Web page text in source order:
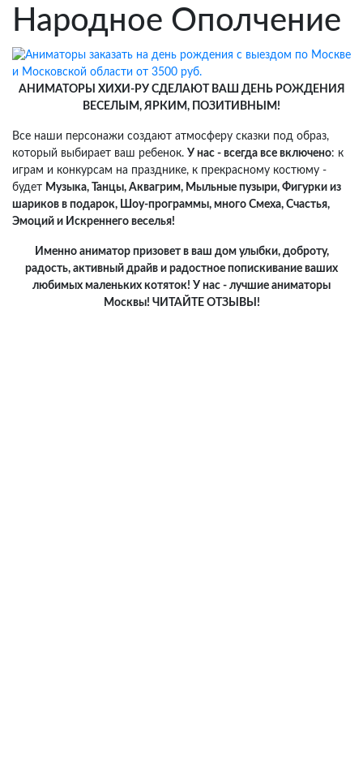
Народное Ополчение
АНИМАТОРЫ ХИХИ-РУ СДЕЛАЮТ ВАШ ДЕНЬ РОЖДЕНИЯ
ВЕСЕЛЫМ, ЯРКИМ, ПОЗИТИВНЫМ!
Все наши персонажи создают атмосферу сказки под образ,
который выбирает ваш ребенок. У нас - всегда все включено: к
играм и конкурсам на празднике, к прекрасному костюму -
будет Музыка, Танцы, Аквагрим, Мыльные пузыри, Фигурки из
шариков в подарок, Шоу-программы, много Смеха, Счастья,
Эмоций и Искреннего веселья!
Именно аниматор призовет в ваш дом улыбки, доброту,
радость, активный драйв и радостное попискивание ваших
любимых маленьких котяток! У нас - лучшие аниматоры
Москвы! ЧИТАЙТЕ ОТЗЫВЫ!